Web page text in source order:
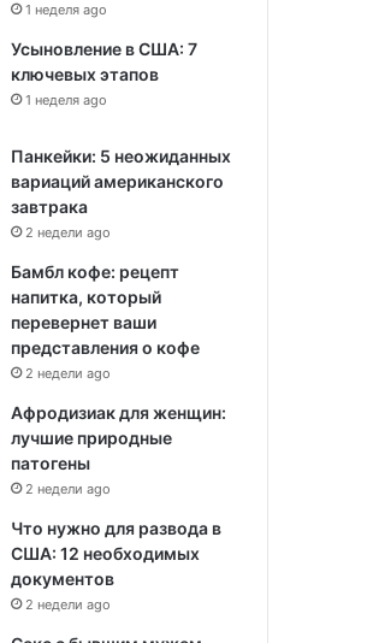
1 неделя ago
Усыновление в США: 7
ключевых этапов
1 неделя ago
Панкейки: 5 неожиданных
вариаций американского
завтрака
2 недели ago
Бамбл кофе: рецепт
напитка, который
перевернет ваши
представления о кофе
2 недели ago
Афродизиак для женщин:
лучшие природные
патогены
2 недели ago
Что нужно для развода в
США: 12 необходимых
документов
2 недели ago